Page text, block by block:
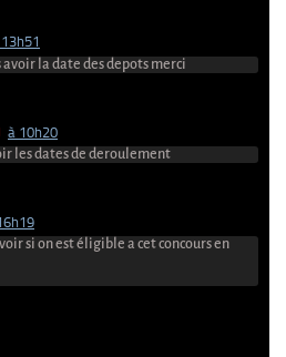
la date des depots merci
à 10h20
les dates de deroulement
si on est éligible a cet concours en